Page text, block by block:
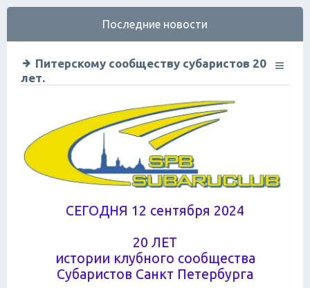
П
Последние новости
Питерскому сообществу субаристов 20
лет.
СЕГОДНЯ 12 сентября 2024
20 ЛЕТ
истории клубного сообщества
Субаристов Санкт Петербурга